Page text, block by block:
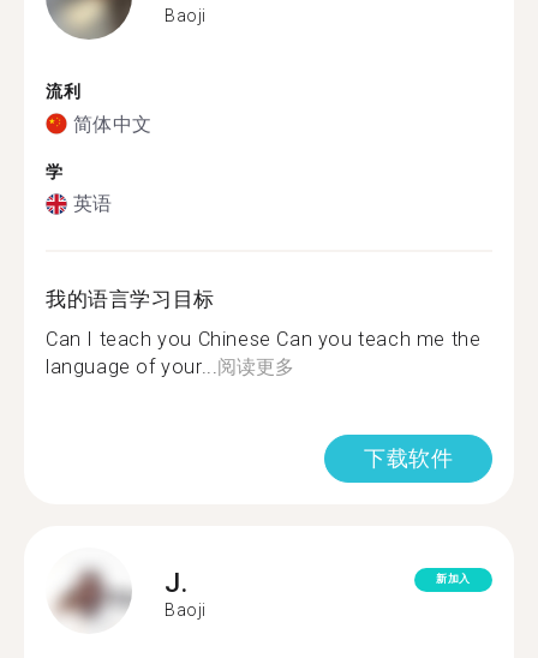
Baoji
流利
简体中文
学
英语
我的语言学习目标
Can I teach you Chinese Can you teach me the
language of your...阅读更多
下载软件
J.
Baoji
新加入